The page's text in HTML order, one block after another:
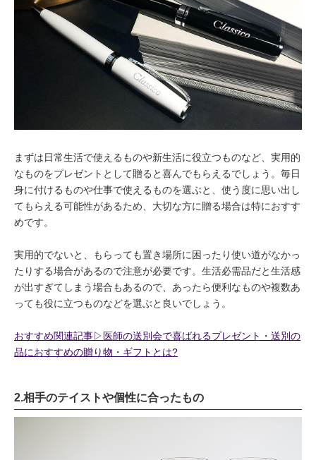
まずは日常生活で使えるものや新生活に役立つものなど、実用的
なものをプレゼントとして贈ると喜んでもらえるでしょう。毎日
身に付けるものや仕事で使えるものを選ぶと、使う度に思い出し
てもらえる可能性があるため、大切な方に贈る場合は特におすす
めです。
実用的でないと、もらっても置き場所に困ったり使い道がなかっ
たりする場合があるので注意が必要です。生活必需品だと生活感
が出すぎてしまう場合もあるので、あったら便利なものや複数あ
っても役に立つものなどを選ぶと良いでしょう。
おすすめ関連記事▷医師の送別会で喜ばれるプレゼント・送別の
品におすすめの贈り物・ギフトとは?
2.相手のテイストや個性に合ったもの